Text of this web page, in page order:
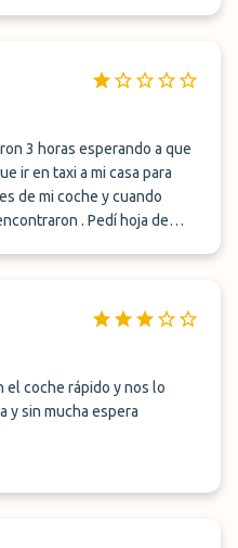
3 horas esperando a que
ir en taxi a mi casa para
de mi coche y cuando
. Pedí hoja de
en este parking
el coche rápido y nos lo
y sin mucha espera